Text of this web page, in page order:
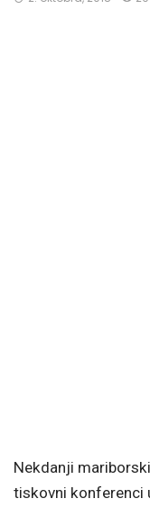
Nekdanji
tiskovni konferenci